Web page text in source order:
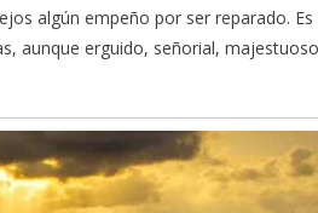
algún empeño por ser reparado. Es
aunque erguido, señorial, majestuoso